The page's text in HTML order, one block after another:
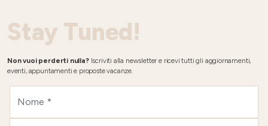
Stay Tuned!
Non vuoi perderti nulla?Iscriviti alla newsletter e ricevi tutti gli aggiornamenti,
eventi, appuntamenti e proposte vacanze.